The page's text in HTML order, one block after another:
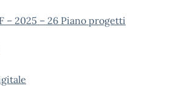
– 2025 – 26 Piano progetti